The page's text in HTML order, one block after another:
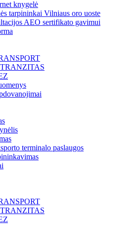
knygelė
tarpininkai Vilniaus oro uoste
AEO sertifikato gavimui
terminalo paslaugos